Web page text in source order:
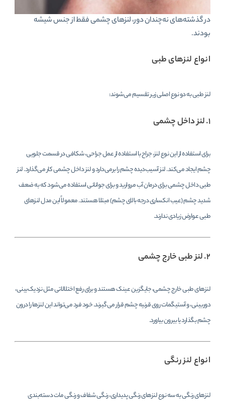
در گذشته‌های نه‌چندان دور، لنزهای چشمی فقط از جنس شیشه
بودند.
انواع لنزهای طبی
لنز طبی به دو نوع اصلی زیر تقسیم می‌شوند:
۱. لنز داخل چشمی
برای استفاده از این نوع لنز، جراح با استفاده از عمل جراحی، شکافی در قسمت جلویی
چشم ایجاد می‌کند. لنز آسیب‌دیده چشم را برمی‌دارد و لنز داخل چشمی کار می‌گذارد. لنز
طبی داخل چشمی برای درمان آب مروارید و برای جوانانی استفاده می‌شود که به ضعف
شدید چشم (عیب انکساری درجه بالای چشم) مبتلا هستند. معمولاً این مدل لنزهای
طبی عوارض زیادی ندارند.
۲. لنز طبی خارج چشمی
لنزهای طبی خارج چشمی، جایگزین عینک هستند و برای رفع اختلالاتی مثل نزدیک‌بینی،
دوربینی، و آستیگمات روی قرنیه چشم قرار می‌گیرند. خود فرد می‌تواند این لنزها را درون
چشم بگذارد یا بیرون بیاورد.
انواع لنز رنگی
لنزهای رنگی به سه نوع لنزهای رنگی پدیداری، رنگی شفاف و رنگی مات دسته‌بندی